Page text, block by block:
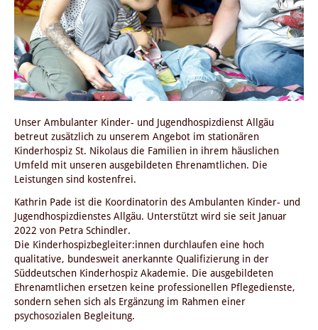
Unser Ambulanter Kinder- und Jugendhospizdienst Allgäu
betreut zusätzlich zu unserem Angebot im stationären
Kinderhospiz St. Nikolaus die Familien in ihrem häuslichen
Umfeld mit unseren ausgebildeten Ehrenamtlichen. Die
Leistungen sind kostenfrei.
Kathrin Pade ist die Koordinatorin des Ambulanten Kinder- und
Jugendhospizdienstes Allgäu. Unterstützt wird sie seit Januar
2022 von Petra Schindler.
Die Kinderhospizbegleiter:innen durchlaufen eine hoch
qualitative, bundesweit anerkannte Qualifizierung in der
Süddeutschen Kinderhospiz Akademie. Die ausgebildeten
Ehrenamtlichen ersetzen keine professionellen Pflegedienste,
sondern sehen sich als Ergänzung im Rahmen einer
psychosozialen Begleitung.